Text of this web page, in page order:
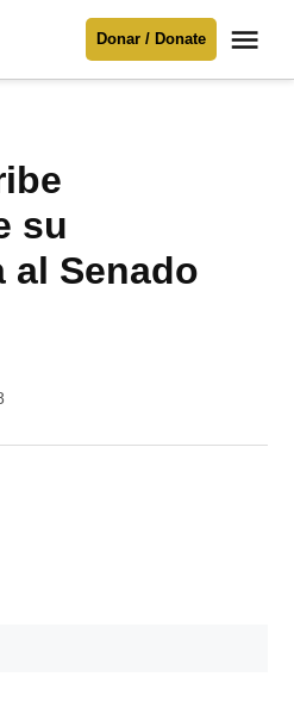
necesitamos
Donar / Donate
su
al Senado